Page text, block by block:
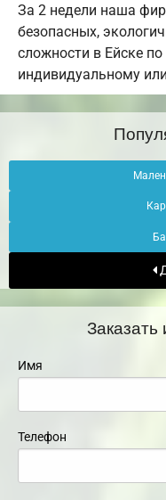
За 2 недели наша
безопасных,
сложности в Ейске
индивидуальному
Заказать
Имя
Телефон